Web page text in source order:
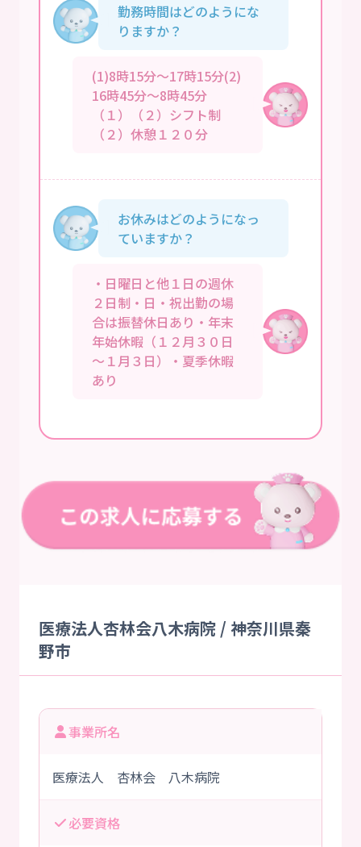
勤務時間はどのようにな
りますか？
(1)8時15分～17時15分(2)
16時45分～8時45分
（１）（２）シフト制
（２）休憩１２０分
お休みはどのようになっ
ていますか？
・日曜日と他１日の週休
２日制・日・祝出勤の場
合は振替休日あり・年末
年始休暇（１２月３０日
～１月３日）・夏季休暇
あり
医療法人杏林会八木病院 / 神奈川県秦
野市
事業所名
医療法人 杏林会 八木病院
必要資格